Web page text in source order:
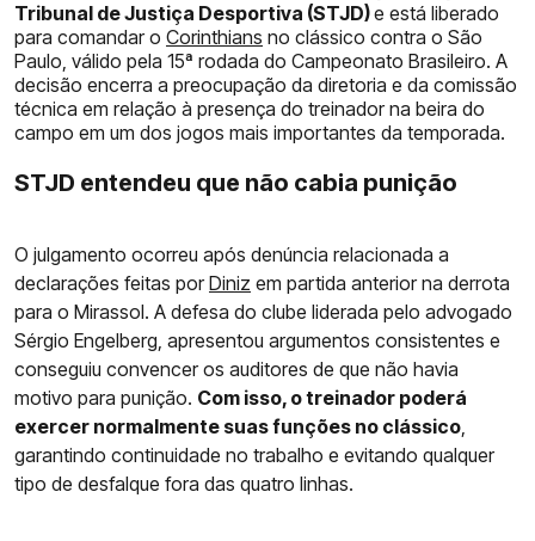
Tribunal de Justiça Desportiva (STJD)e está liberado
para comandar o Corinthians no clássico contra o São
Paulo, válido pela 15ª rodada do Campeonato Brasileiro. A
decisão encerra a preocupação da diretoria e da comissão
técnica em relação à presença do treinador na beira do
campo em um dos jogos mais importantes da temporada.
STJD entendeu que não cabia punição
O julgamento ocorreu após denúncia relacionada a
declarações feitas porDiniz em partida anterior na derrota
para o Mirassol. A defesa do clube liderada pelo advogado
Sérgio Engelberg, apresentou argumentos consistentes e
conseguiu convencer os auditores de que não havia
motivo para punição. Com isso, o treinador poderá
exercer normalmente suas funções no clássico,
garantindo continuidade no trabalho e evitando qualquer
tipo de desfalque fora das quatro linhas.